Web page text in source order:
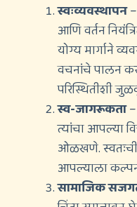
स्वःव्यवस्थापन
आणि वर्तन
योग्य मार्गाने
वचनांचे पालन
परिस्थितीशी
स्व-जागरूकता–
त्यांचा आपल्या
ओळखणे.
आपल्याला
सामाजिक